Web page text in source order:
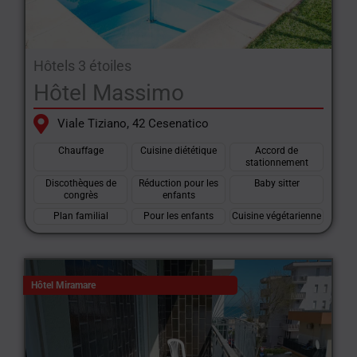
Hôtels 3 étoiles
Hôtel Massimo
Viale Tiziano, 42 Cesenatico
Chauffage Cuisine diététique
Accord de
stationnement
Discothèques de
congrès
Réduction pour les
enfants
Baby sitter
Plan familial Pour les enfants Cuisine végétarienne
Hôtel Miramare